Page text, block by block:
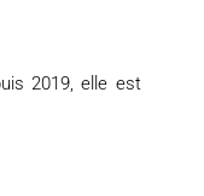
2019, elle est